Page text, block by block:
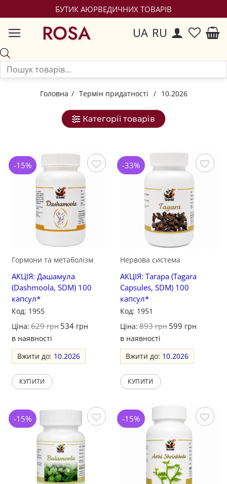
БУТИК АЮРВЕДИЧНИХ ТОВАРІВ
ROSA UA RU
Головна / Термін придатності / 10.2026
Категорії товарів
-15%
Гормони та метаболізм
АКЦІЯ: Дашамула
(Dashmoola, SDM) 100
капсул*
Код: 1955
Ціна: 629грн 534 грн
в наявності
Вжити до: 10.2026
КУПИТИ
-33%
Нервова система
АКЦІЯ: Тагара (Tagara
Capsules, SDM) 100
капсул*
Код: 1951
Ціна: 893грн 599 грн
в наявності
Вжити до: 10.2026
КУПИТИ
-15%
Зберегти
-15%
Зберегти